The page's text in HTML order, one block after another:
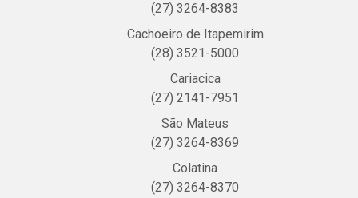
(27) 3264-8383
Cachoeiro de Itapemirim
(28) 3521-5000
Cariacica
(27) 2141-7951
São Mateus
(27) 3264-8369
Colatina
(27) 3264-8370